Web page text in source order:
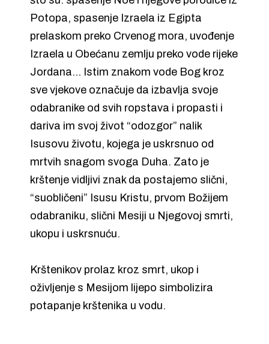
Potopa, spasenje Izraela iz Egipta
prelaskom preko Crvenog mora, uvođenje
Izraela u Obećanu zemlju preko vode rijeke
Jordana… Istim znakom vode Bog kroz
sve vjekove označuje da izbavlja svoje
odabranike od svih ropstava i propasti i
dariva im svoj život “odozgor” nalik
Isusovu životu, kojega je uskrsnuo od
mrtvih snagom svoga Duha. Zato je
krštenje vidljivi znak da postajemo slični,
“suobličeni” Isusu Kristu, prvom Božijem
odabraniku, slični Mesiji u Njegovoj smrti,
ukopu i uskrsnuću.
Krštenikov prolaz kroz smrt, ukop i
oživljenje s Mesijom lijepo simbolizira
potapanje krštenika u vodu.